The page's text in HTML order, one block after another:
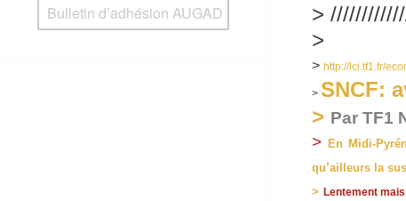
Bulletin d’adhésion AUGAD
>
>
> http://lci.tf1.fr/
> SNCF:
> Par TF1
> En Midi-
qu’ailleurs la
> Lentement